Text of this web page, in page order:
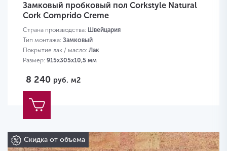
Замковый пробковый пол Corkstyle Natural
Cork Comprido Creme
Страна производства: Швейцария
Тип монтажа: Замковый
Покрытие лак / масло: Лак
Размер: 915х305х10,5 мм
8 240 руб. м2
Скидка от объема